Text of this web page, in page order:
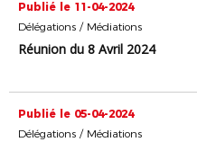
Publié le 11-04-2024
Délégations / Médiations
Réunion du 8 Avril 2024
Publié le 05-04-2024
Délégations / Médiations